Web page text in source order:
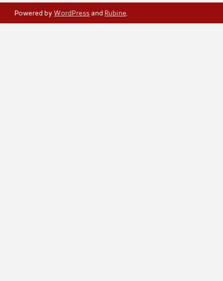
Powered byWordPressand Rubine